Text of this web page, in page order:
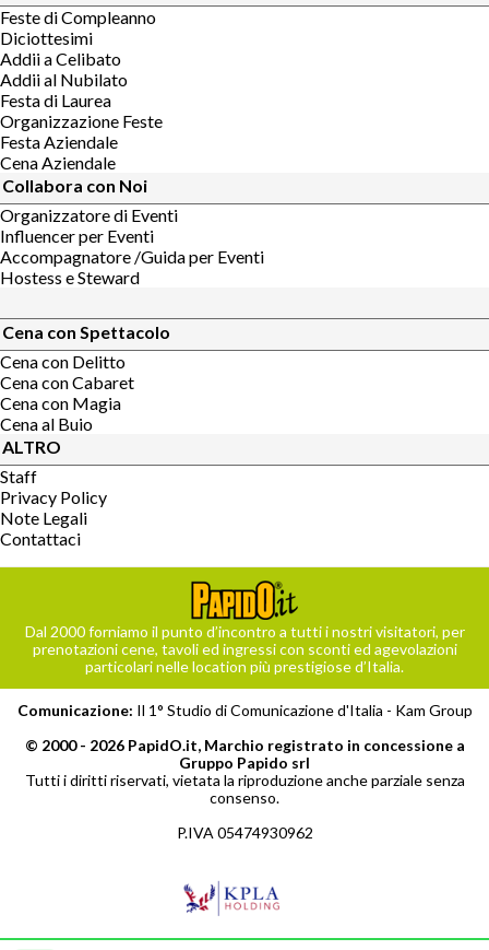
Feste di Compleanno
Diciottesimi
Addii a Celibato
Addii al Nubilato
Festa di Laurea
Organizzazione Feste
Festa Aziendale
Cena Aziendale
Collabora con Noi
Organizzatore di Eventi
Influencer per Eventi
Accompagnatore /Guida per Eventi
Hostess e Steward
Cena con Spettacolo
Cena con Delitto
Cena con Cabaret
Cena con Magia
Cena al Buio
ALTRO
Staff
Privacy Policy
Note Legali
Contattaci
Dal 2000 forniamo il punto d’incontro a tutti i nostri visitatori, per
prenotazioni cene, tavoli ed ingressi con sconti ed agevolazioni
particolari nelle location più prestigiose d’Italia.
Comunicazione: Il 1° Studio di Comunicazione d'Italia - Kam Group
© 2000 - 2026 PapidO.it, Marchio registrato in concessione a
Gruppo Papido srl
Tutti i diritti riservati, vietata la riproduzione anche parziale senza
consenso.
P.IVA 05474930962